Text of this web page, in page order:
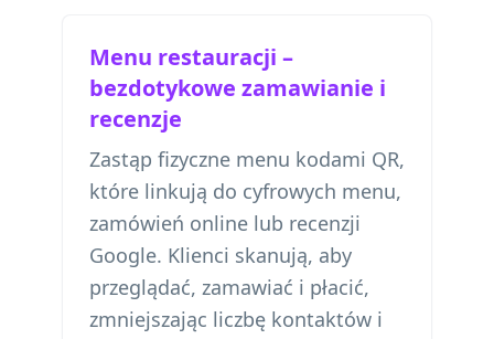
Menu restauracji –
bezdotykowe zamawianie i
recenzje
Zastąp fizyczne menu kodami QR,
które linkują do cyfrowych menu,
zamówień online lub recenzji
Google. Klienci skanują, aby
przeglądać, zamawiać i płacić,
zmniejszając liczbę kontaktów i